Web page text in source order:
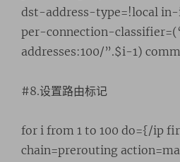
dst-address-type=!local in-
per-connection-
addresses:100/”.$i-1)
#8.设置路由标记
for i from 1 to 100 do={/ip
chain=prerouting